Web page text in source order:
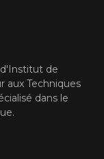
d'Institut de
aux Techniques
dans le